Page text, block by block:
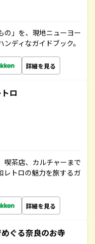
の」を、現地ニューヨー
ディなガイドブック。
詳細を見る
ロ
喫茶店、カルチャーまで
レトロの魅力を旅するガ
詳細を見る
ぐる奈良のお寺